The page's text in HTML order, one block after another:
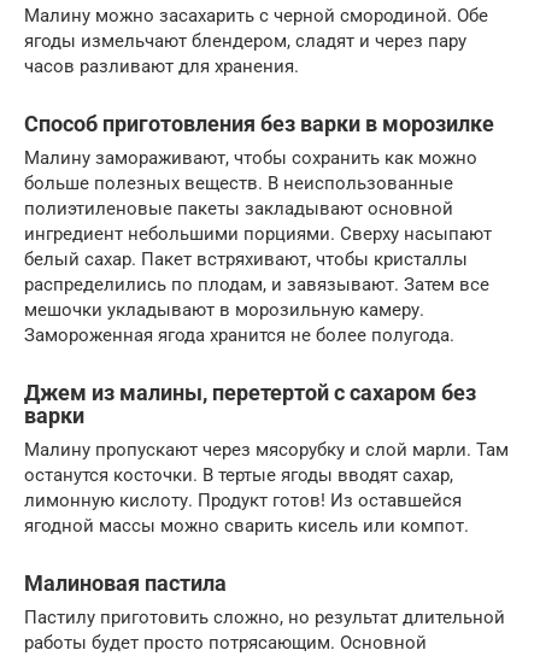
Малину можно засахарить с черной смородиной. Обе
ягоды измельчают блендером, сладят и через пару
часов разливают для хранения.
Способ приготовления без варки в морозилке
Малину замораживают, чтобы сохранить как можно
больше полезных веществ. В неиспользованные
полиэтиленовые пакеты закладывают основной
ингредиент небольшими порциями. Сверху насыпают
белый сахар. Пакет встряхивают, чтобы кристаллы
распределились по плодам, и завязывают. Затем все
мешочки укладывают в морозильную камеру.
Замороженная ягода хранится не более полугода.
Джем из малины, перетертой с сахаром без
варки
Малину пропускают через мясорубку и слой марли. Там
останутся косточки. В тертые ягоды вводят сахар,
лимонную кислоту. Продукт готов! Из оставшейся
ягодной массы можно сварить кисель или компот.
Малиновая пастила
Пастилу приготовить сложно, но результат длительной
работы будет просто потрясающим. Основной